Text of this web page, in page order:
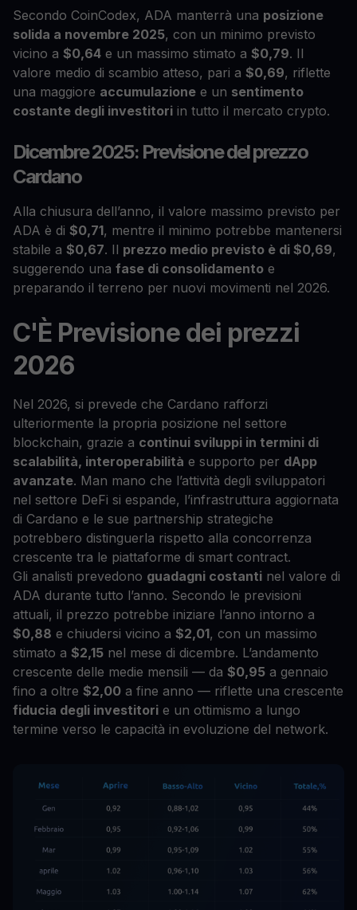
Secondo CoinCodex, ADA manterrà una posizione
solida a novembre 2025, con un minimo previsto
vicino a $0,64 e un massimo stimato a $0,79. Il
valore medio di scambio atteso, pari a $0,69, riflette
una maggiore accumulazione e un sentimento
costante degli investitori in tutto il mercato crypto.
Dicembre 2025: Previsione del prezzo
Cardano
Alla chiusura dell’anno, il valore massimo previsto per
ADA è di $0,71, mentre il minimo potrebbe mantenersi
stabile a $0,67. Il prezzo medio previsto è di $0,69,
suggerendo una fase di consolidamento e
preparando il terreno per nuovi movimenti nel 2026.
C'È Previsione dei prezzi
2026
Nel 2026, si prevede che Cardano rafforzi
ulteriormente la propria posizione nel settore
blockchain, grazie a continui sviluppi in termini di
scalabilità, interoperabilità e supporto per dApp
avanzate. Man mano che l’attività degli sviluppatori
nel settore DeFi si espande, l’infrastruttura aggiornata
di Cardano e le sue partnership strategiche
potrebbero distinguerla rispetto alla concorrenza
crescente tra le piattaforme di smart contract.
Gli analisti prevedono guadagni costanti nel valore di
ADA durante tutto l’anno. Secondo le previsioni
attuali, il prezzo potrebbe iniziare l’anno intorno a
$0,88 e chiudersi vicino a $2,01, con un massimo
stimato a $2,15 nel mese di dicembre. L’andamento
crescente delle medie mensili — da $0,95 a gennaio
fino a oltre $2,00 a fine anno — riflette una crescente
fiducia degli investitori e un ottimismo a lungo
termine verso le capacità in evoluzione del network.